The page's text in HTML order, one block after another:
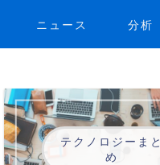
ニュース 分析
テクノロジーまと
め